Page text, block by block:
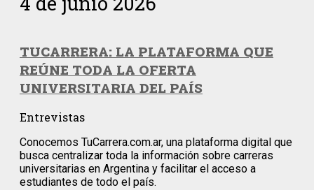
TUCARRERA: LA PLATAFORMA QUE
REÚNE TODA LA OFERTA
UNIVERSITARIA DEL PAÍS
Entrevistas
Conocemos TuCarrera.com.ar, una plataforma digital que
busca centralizar toda la información sobre carreras
universitarias en Argentina y facilitar el acceso a
estudiantes de todo el país.